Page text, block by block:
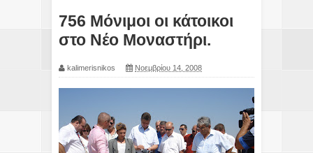
756 Mόνιμοι οι κάτοικοι
στο Νέο Μοναστήρι.
kalimerisnikos Νοεμβρίου 14, 2008